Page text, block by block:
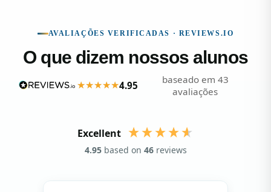
AVALIAÇÕES VERIFICADAS · REVIEWS.IO
O que dizem nossos alunos
4.95
baseado em 43
avaliações
Excellent
4.95 based on 46 reviews